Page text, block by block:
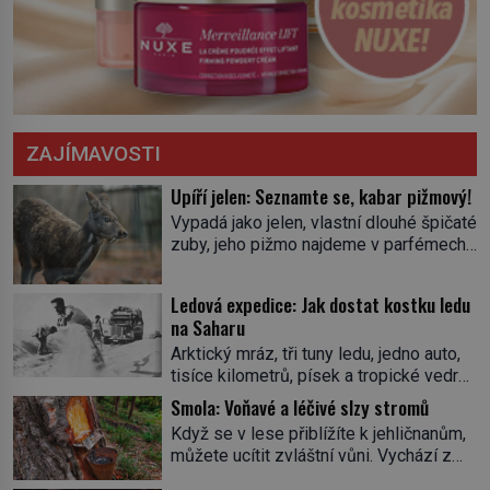
ZAJÍMAVOSTI
Upíří jelen: Seznamte se, kabar pižmový!
Vypadá jako jelen, vlastní dlouhé špičaté
zuby, jeho pižmo najdeme v parfémech
jediného zástupce zvířecí říše – kabara
pižmového. V Evropě ho jako první
popíše švédský botanik Carl Linné
(1707–1778), jenže v Asii o něm ví už
celá staletí. Zvíře připomíná jelena,
v kohoutku dosahuje […]
Ledová expedice: Jak dostat kostku ledu
na Saharu
Arktický mráz, tři tuny ledu, jedno auto,
tisíce kilometrů, písek a tropické vedro.
To je ve zkratce zdánlivě nesplnitelná
výzva, která se promění v úžasné
dobrodružství a důkaz, že nic není
nemožné. Vše začíná na podzim 1958
Smola: Voňavé a léčivé slzy stromů
Když se v lese přiblížíte k jehličnanům,
můžete ucítit zvláštní vůni. Vychází z